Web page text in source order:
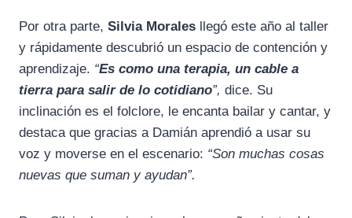
Por otra parte, Silvia Morales llegó este año al taller
y rápidamente descubrió un espacio de contención y
aprendizaje. “Es como una terapia, un cable a
tierra para salir de lo cotidiano”, dice. Su
inclinación es el folclore, le encanta bailar y cantar, y
destaca que gracias a Damián aprendió a usar su
voz y moverse en el escenario: “Son muchas cosas
nuevas que suman y ayudan”.